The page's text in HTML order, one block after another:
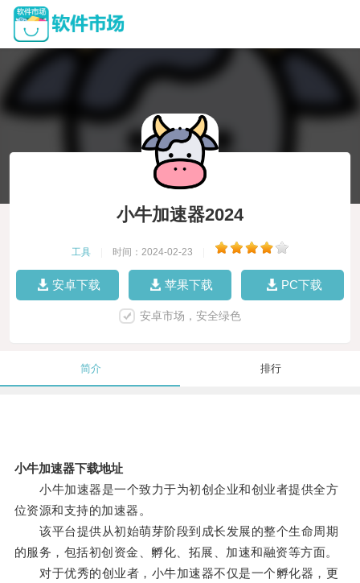
小牛加速器2024
工具 时间：2024-02-23
安卓下载 苹果下载 PC下载
安卓市场，安全绿色
简介 排行
小牛加速器下载地址
小牛加速器是一个致力于为初创企业和创业者提供全方
位资源和支持的加速器。
该平台提供从初始萌芽阶段到成长发展的整个生命周期
的服务，包括初创资金、孵化、拓展、加速和融资等方面。
对于优秀的创业者，小牛加速器不仅是一个孵化器，更